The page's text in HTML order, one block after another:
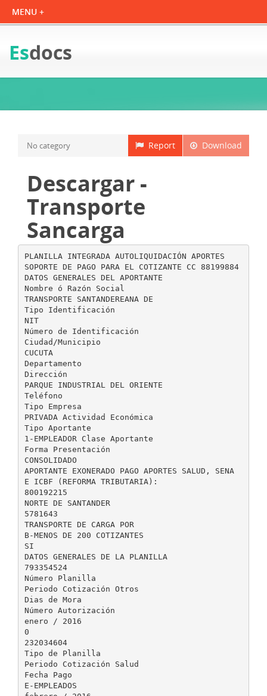
Esdocs
Download
Report
No category
Descargar -
Transporte
Sancarga
PLANILLA INTEGRADA AUTOLIQUIDACIÓN APORTES
SOPORTE DE PAGO PARA EL COTIZANTE CC 88199884
DATOS GENERALES DEL APORTANTE
Nombre ó Razón Social
TRANSPORTE SANTANDEREANA DE
Tipo Identificación
NIT
Número de Identificación
Ciudad/Municipio
CUCUTA
Departamento
Dirección
PARQUE INDUSTRIAL DEL ORIENTE
Teléfono
Tipo Empresa
PRIVADA Actividad Económica
Tipo Aportante
1-EMPLEADOR Clase Aportante
Forma Presentación
CONSOLIDADO
APORTANTE EXONERADO PAGO APORTES SALUD, SENA
E ICBF (REFORMA TRIBUTARIA):
800192215
NORTE DE SANTANDER
5781643
TRANSPORTE DE CARGA POR
B-MENOS DE 200 COTIZANTES
SI
DATOS GENERALES DE LA PLANILLA
793354524
Número Planilla
Periodo Cotización Otros
Dias de Mora
Número Autorización
enero / 2016
0
232034604
Tipo de Planilla
Periodo Cotización Salud
Fecha Pago
E-EMPLEADOS